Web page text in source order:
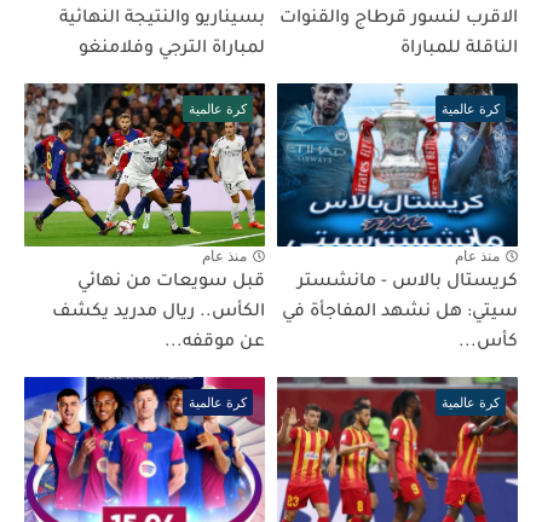
الاقرب لنسور قرطاج والقنوات
الناقلة للمباراة
بسيناريو والنتيجة النهائية
لمباراة الترجي وفلامنغو
كرة عالمية
منذ عام
كريستال بالاس - مانشستر
سيتي: هل نشهد المفاجأة في
كأس...
كرة عالمية
منذ عام
قبل سويعات من نهائي
الكأس.. ريال مدريد يكشف
عن موقفه...
كرة عالمية كرة عالمية